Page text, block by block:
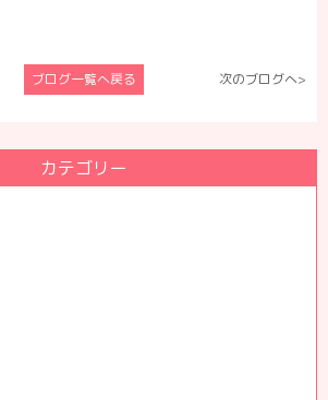
ブログ一覧へ戻る 次のブログへ>
カテゴリー